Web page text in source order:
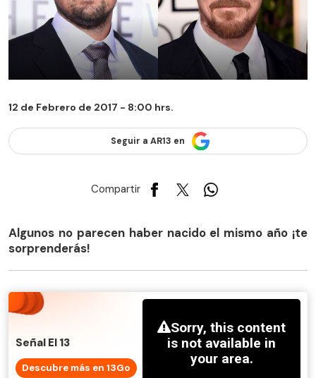
12 de Febrero de 2017 - 8:00 hrs.
Seguir a AR13 en
Compartir
Algunos no parecen haber nacido el mismo año ¡te
sorprenderás!
Señal El 13
Descubre más en 13Go